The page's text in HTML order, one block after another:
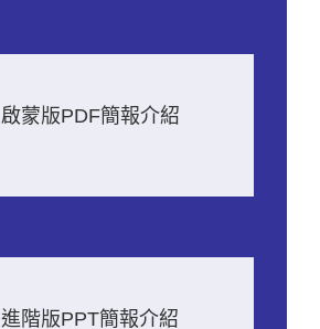
啟蒙版PDF簡報介紹
進階版PPT簡報介紹